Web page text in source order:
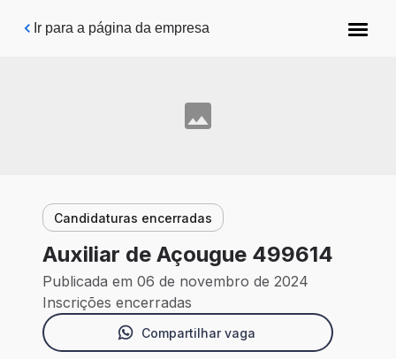
Pular para o conteúdo principal
Ir para a página da empresa
Candidaturas encerradas
Auxiliar de Açougue 499614
Publicada em 06 de novembro de 2024
Inscrições encerradas
Compartilhar vaga